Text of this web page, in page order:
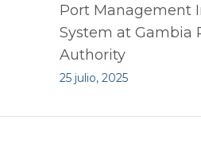
Port Management
System at Gambia
Authority
25 julio, 2025